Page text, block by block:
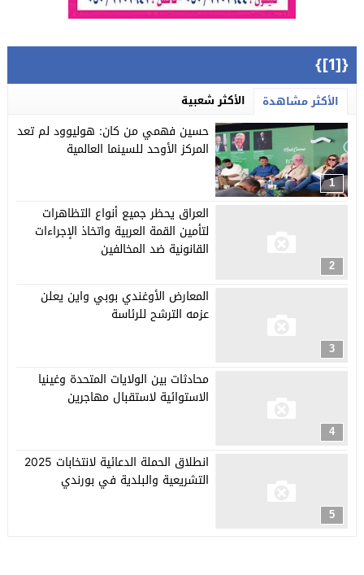
{[1]}
الأكثر مشاهدة الأكثر شعبية
1
حسين فهمي من كان: هوليوود لم تعد
المركز الأوحد للسينما العالمية
2
العراق يحظر جميع أنواع التظاهرات
لتأمين القمة العربية واتخاذ الإجراءات
القانونية ضد المخالفين
3
المعارض الأوغندي بوبي واين يعلن
عزمه الترشح للرئاسة
4
محادثات بين الولايات المتحدة وغينيا
الاستوائية لاستقبال مهاجرين
5
انطلاق الحملة الدعائية لانتخابات 2025
التشريعية والبلدية في بورندي